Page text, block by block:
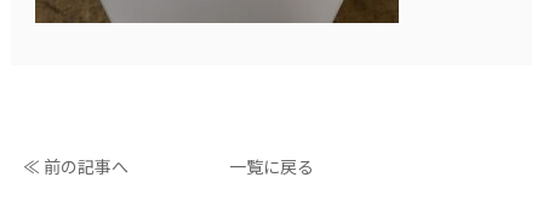
≪ 前の記事へ 一覧に戻る